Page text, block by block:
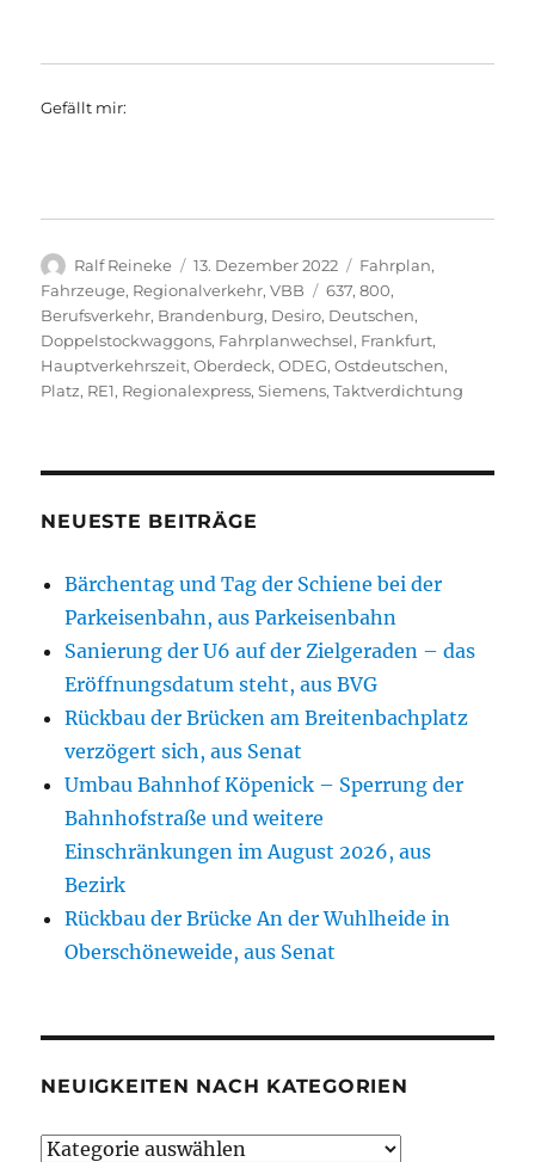
Gefällt mir:
Autor
Ralf Reineke
Veröffentlicht
am
13. Dezember 2022 Kategorien
Fahrplan,
Fahrzeuge, Regionalverkehr,VBB Schlagwörter
637,800,
Berufsverkehr, Brandenburg, Desiro, Deutschen,
Doppelstockwaggons, Fahrplanwechsel, Frankfurt,
Hauptverkehrszeit,Oberdeck,ODEG,Ostdeutschen,
Platz, RE1, Regionalexpress,Siemens,Taktverdichtung
NEUESTE BEITRÄGE
Bärchentag und Tag der Schiene bei der
Parkeisenbahn, aus Parkeisenbahn
Sanierung der U6 auf der Zielgeraden – das
Eröffnungsdatum steht, aus BVG
Rückbau der Brücken am Breitenbachplatz
verzögert sich, aus Senat
Umbau Bahnhof Köpenick – Sperrung der
Bahnhofstraße und weitere
Einschränkungen im August 2026, aus
Bezirk
Rückbau der Brücke An der Wuhlheide in
Oberschöneweide, aus Senat
NEUIGKEITEN NACH KATEGORIEN
Neuigkeiten